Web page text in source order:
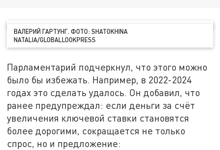
ВАЛЕРИЙ ГАРТУНГ. ФОТО: SHATOKHINA
NATALIA/GLOBALLOOKPRESS
Парламентарий подчеркнул, что этого можно
было бы избежать. Например, в 2022-2024
годах это сделать удалось. Он добавил, что
ранее предупреждал: если деньги за счёт
увеличения ключевой ставки становятся
более дорогими, сокращается не только
спрос, но и предложение: